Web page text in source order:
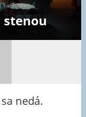
stenou
nedá.